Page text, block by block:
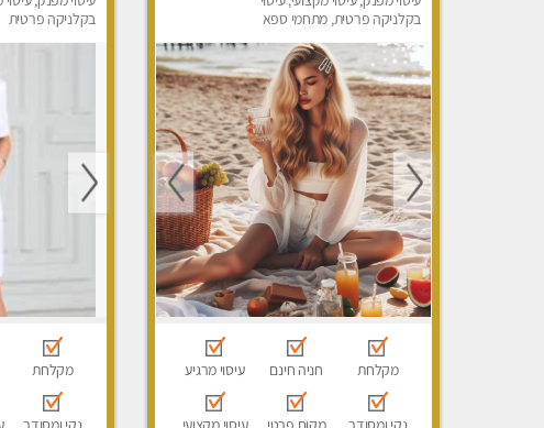
בקלניקה פרטית, מתחמי ספא
מקלחת חניה חינם עיסוי מרגיע
בקלניקה פרטית
מקלחת